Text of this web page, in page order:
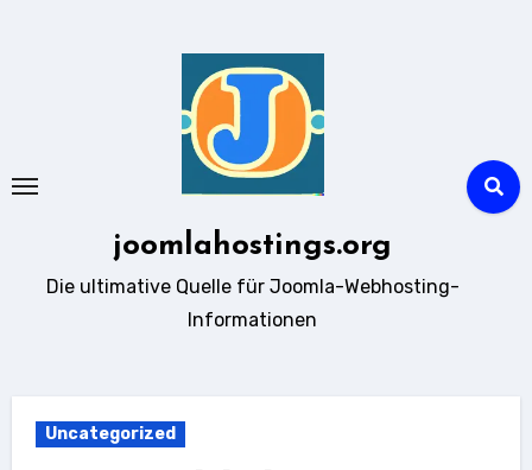
joomlahostings.org
Die ultimative Quelle für Joomla-Webhosting-
Informationen
Uncategorized